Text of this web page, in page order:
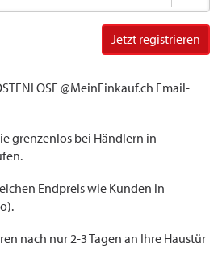
Jetzt registrieren
@MeinEinkauf.ch Email-
grenzenlos bei Händlern in
Endpreis wie Kunden in
nach nur 2-3 Tagen an Ihre Haustür